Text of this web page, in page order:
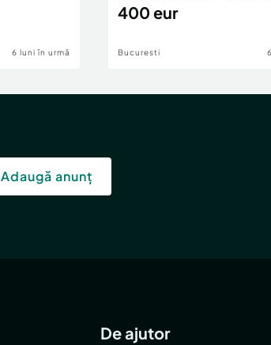
6 luni în urmă
400 eur
Bucuresti
Adaugă anunț
De ajutor